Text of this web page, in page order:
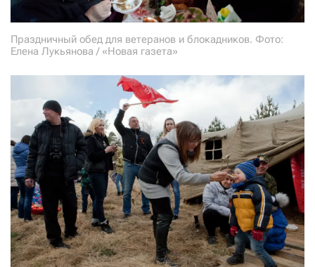
Праздничный обед для ветеранов и блокадников. Фото:
Елена Лукьянова / «Новая газета»